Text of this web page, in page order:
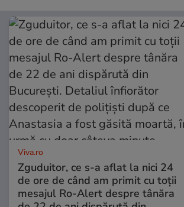
Viva.ro
Zguduitor, ce s-a aflat la nici 24
de ore de când am primit cu toții
mesajul Ro-Alert despre tânăra